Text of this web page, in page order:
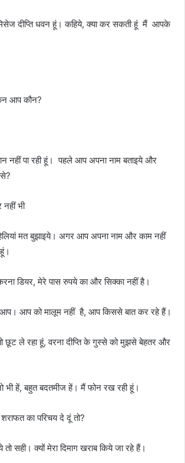
दीप्ति धवन हूं। कहिये, क्या कर सकती हूं मैं आपके
आप कौन?
पा रही हूं। पहले आप अपना नाम बताइये और
भी
मत बुझाइये। अगर आप अपना नाम और काम नहीं
मेरे पास रुपये का और सिक्का नहीं है।
आप को मालूम नहीं है, आप किससे बात कर रहे हैं।
ले रहा हूं, वरना दीप्ति के गुस्से को मुझसे बेहतर और
हें, बहुत बदतमीज हें। मैं फोन रख रही हूं।
का परिचय दे दूं तो?
क्यों मेरा दिमाग खराब किये जा रहे हैं।